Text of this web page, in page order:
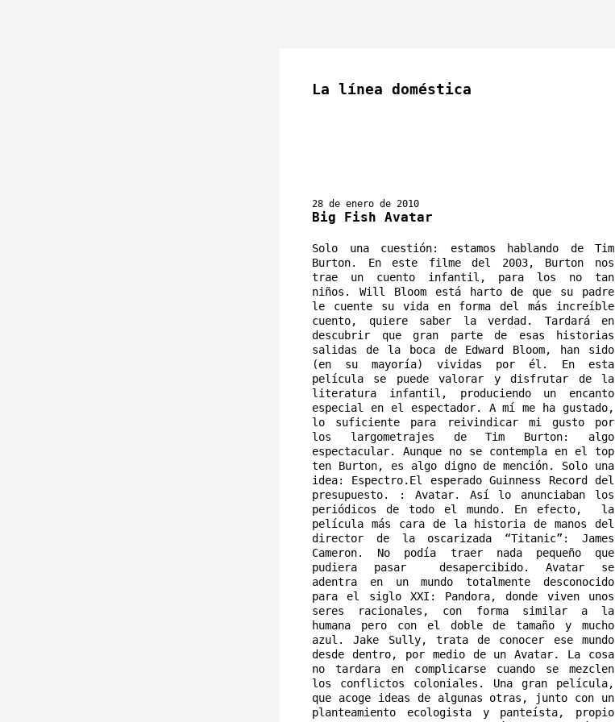
La línea doméstica
28 de enero de 2010
Big Fish Avatar
Solo una cuestión: estamos hablando de Tim
Burton. En este filme del 2003, Burton nos
trae un cuento infantil, para los no tan
niños. Will Bloom está harto de que su padre
le cuente su vida en forma del más increíble
cuento, quiere saber la verdad. Tardará en
descubrir que gran parte de esas historias
salidas de la boca de Edward Bloom, han sido
(en su mayoría) vividas por él. En esta
película se puede valorar y disfrutar de la
literatura infantil, produciendo un encanto
especial en el espectador. A mí me ha gustado,
lo suficiente para reivindicar mi gusto por
los largometrajes de Tim Burton: algo
espectacular. Aunque no se contempla en el top
ten Burton, es algo digno de mención. Solo una
idea: Espectro.El esperado Guinness Record del
presupuesto. : Avatar. Así lo anunciaban los
periódicos de todo el mundo. En efecto,  la
película más cara de la historia de manos del
director de la oscarizada “Titanic”: James
Cameron. No podía traer nada pequeño que
pudiera pasar  desapercibido. Avatar se
adentra en un mundo totalmente desconocido
para el siglo XXI: Pandora, donde viven unos
seres racionales, con forma similar a la
humana pero con el doble de tamaño y mucho
azul. Jake Sully, trata de conocer ese mundo
desde dentro, por medio de un Avatar. La cosa
no tardara en complicarse cuando se mezclen
los conflictos coloniales. Una gran película,
que acoge ideas de algunas otras, junto con un
planteamiento ecologista y panteísta, propio